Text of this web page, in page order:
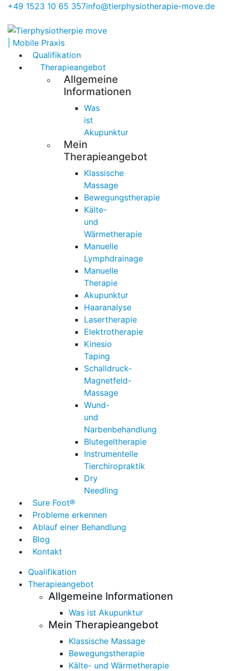
+49 1523 10 65 357info@tierphysiotherapie-move.de
Qualifikation
Therapieangebot
Allgemeine
Informationen
Was
ist
Akupunktur
Mein
Therapieangebot
Klassische
Massage
Bewegungstherapie
Kälte-
und
Wärmetherapie
Manuelle
Lymphdrainage
Manuelle
Therapie
Akupunktur
Haaranalyse
Lasertherapie
Elektrotherapie
Kinesio
Taping
Schalldruck-
Magnetfeld-
Massage
Wund-
und
Narbenbehandlung
Blutegeltherapie
Instrumentelle
Tierchiropraktik
Dry
Needling
Sure Foot®
Probleme erkennen
Ablauf einer Behandlung
Blog
Kontakt
Qualifikation
Therapieangebot
Allgemeine Informationen
Was ist Akupunktur
Mein Therapieangebot
Klassische Massage
Bewegungstherapie
Kälte- und Wärmetherapie